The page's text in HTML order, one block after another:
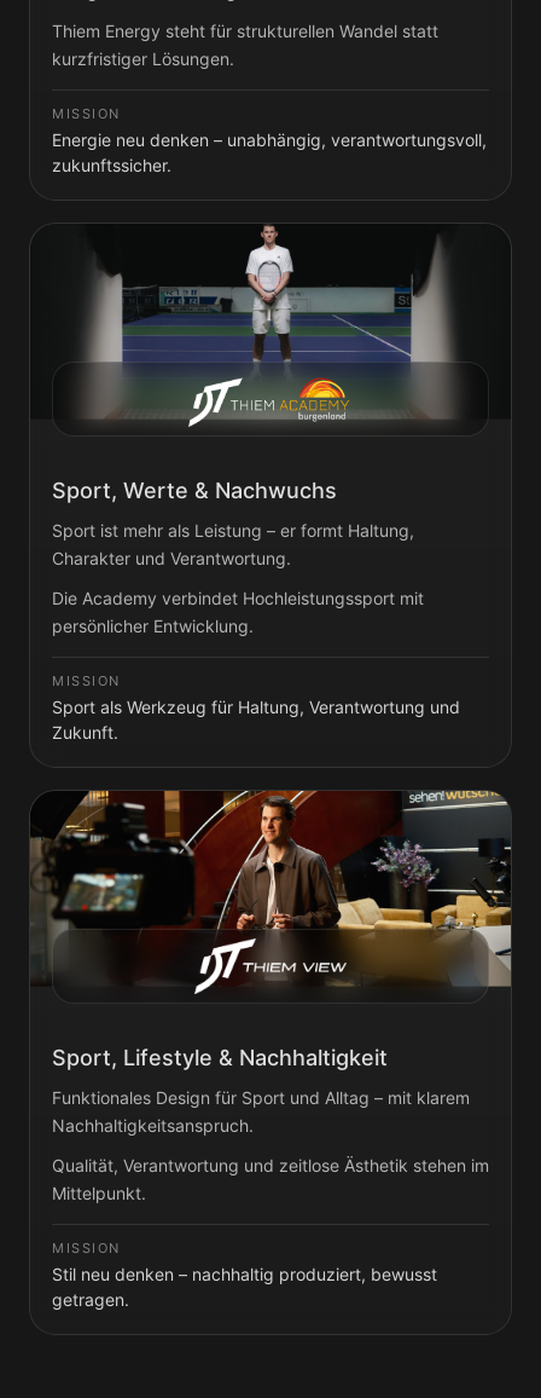
Thiem Energy steht für strukturellen Wandel statt
kurzfristiger Lösungen.
MISSION
Energie neu denken – unabhängig, verantwortungsvoll,
zukunftssicher.
Sport, Werte & Nachwuchs
Sport ist mehr als Leistung – er formt Haltung,
Charakter und Verantwortung.
Die Academy verbindet Hochleistungssport mit
persönlicher Entwicklung.
MISSION
Sport als Werkzeug für Haltung, Verantwortung und
Zukunft.
Sport, Lifestyle & Nachhaltigkeit
Funktionales Design für Sport und Alltag – mit klarem
Nachhaltigkeitsanspruch.
Qualität, Verantwortung und zeitlose Ästhetik stehen im
Mittelpunkt.
MISSION
Stil neu denken – nachhaltig produziert, bewusst
getragen.